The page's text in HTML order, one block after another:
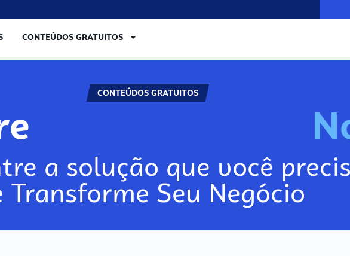
CONTEÚDOS GRATUITOS
CONTEÚDOS GRATUITOS
N
a solução que você
Transforme Seu Negócio